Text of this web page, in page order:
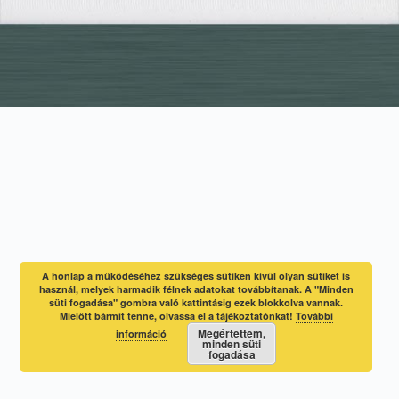
A honlap a működéséhez szükséges sütiken kívül olyan sütiket is
használ, melyek harmadik félnek adatokat továbbítanak. A "Minden
süti fogadása" gombra való kattintásig ezek blokkolva vannak.
Mielőtt bármit tenne, olvassa el a tájékoztatónkat! További
információ
Megértettem,
minden süti
fogadása